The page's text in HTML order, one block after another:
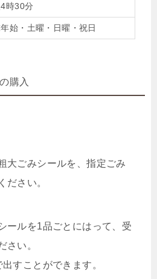
時30分
始・土曜・日曜・祝日
購入
大ごみシールを、指定ごみ
ださい。
ールを1品ごとにはって、受
さい。
すことができます。